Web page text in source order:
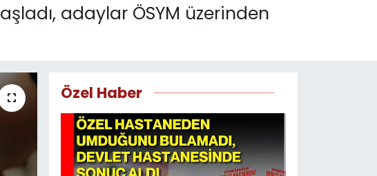
adaylar ÖSYM üzerinden
Özel Haber